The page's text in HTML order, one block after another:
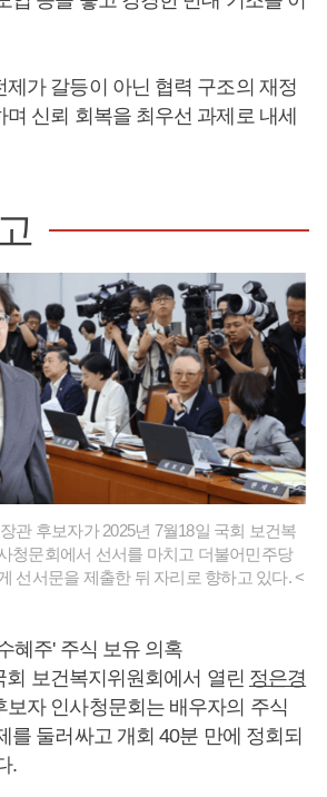
제가 갈등이 아닌 협력 구조의 재정
신뢰 회복을 최우선 과제로 내세
관 후보자가 2025년 7월18일 국회 보건복
청문회에서 선서를 마치고 더불어민주당
선서문을 제출한 뒤 자리로 향하고 있다. <
혜주' 주식 보유 의혹
회 보건복지위원회에서 열린 정은경
보자 인사청문회는 배우자의 주식
를 둘러싸고 개회 40분 만에 정회되
.